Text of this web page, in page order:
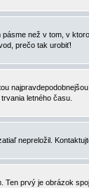
než v tom, v
prečo tak urobiť!
letného času.
nepreložil.
prvý je obrázok